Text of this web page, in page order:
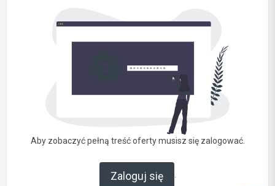
Aby zobaczyć pełną treść oferty musisz się zalogować.
Zaloguj się .